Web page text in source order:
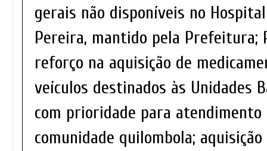
gerais não disponíveis no
Pereira, mantido pela Prefeitura;
reforço na aquisição de
veículos destinados às Unidades
com prioridade para atendimento
comunidade quilombola;